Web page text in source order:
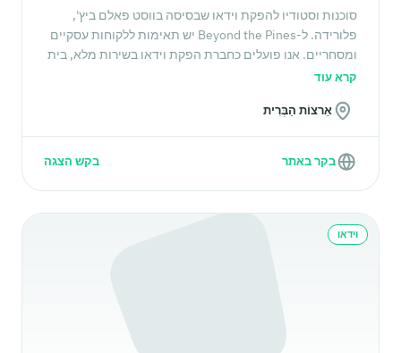
סוכנות וסטודיו להפקת וידאו שבסיסה בווסט פאלם ביץ',
פלורידה. ל-Beyond the Pines יש תאימות ללקוחות עסקיים
ומסחריים. אנו פועלים כחברת הפקת וידאו בשירות מלא, בית
השכרת ציוד, מוביל תמיכה בהפקה וסטודיו. אנו מעניקים
טכני, עריכה מרחוק ופיתוח יצירתי בכל הפרויקטים לעסקים
וחברות הפקה כאחד.
קרא עוד
אַרצוֹת הַבְּרִית
בקר באתר בקש הצגה
וידאו